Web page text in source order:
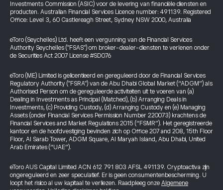
Investments Commission (ASIC) voor de levering van financiële diensten en
producten. Australian Financial Services Licence number: 491139. Registered
Office: Level 3, 60 Castlereagh Street, Sydney NSW 2000, Australia
eToro (Seychelles) Ltd. heeft een vergunning van de Financial Services
Authority Seychelles ("FSAS") om broker-dealer-diensten te verlenen onder
de Securities Act 2007 License #SD076
eToro (ME) Limited is gelicentieerd en gereguleerd door de Financial Services
Regulatory Authority ("FSRA") van de Abu Dhabi Global Market (“ADGM”) als
Authorised Person om de gereguleerde activiteiten uit te voeren van (a)
Dealing in Investments as Principal (Matched), (b) Arranging Deals in
Investments, (c) Providing Custody, (d) Arranging Custody en (e) Managing
Assets (onder Financial Services Permission Number 220073) krachtens de
Financial Services and Market Regulations 2015 (“FSMR”). Het geregistreerde
kantoor en de hoofdvestiging bevinden zich op Office 207 and 208, 15th Floor
Floor, Al Sarab Tower, ADGM Square, Al Maryah Island, Abu Dhabi, United
Arab Emirates (“UAE”).
eToro AUS Capital Limited ACN 612 791 803 AFSL 491139. Cryptoactiva zijn
ongereguleerd en zeer speculatief. Er is geen consumentenbescherming. U
loopt het risico al uw kapitaal te verliezen. Raadpleeg onze Algemene